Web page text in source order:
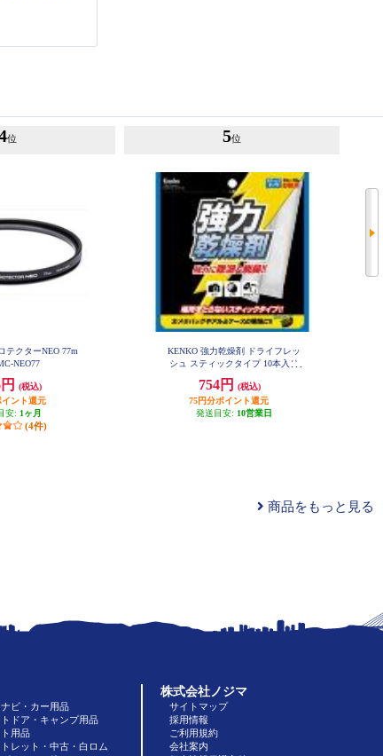
位
テクターNEO 77m
NEO77
(税込)
イント還元
安: 1ヶ月
(4件)
5位
KENKO 強力乾燥剤 ドライフレッ
シュ スティックタイプ 10本入り
754円
(税込)
75円分ポイント還元
発送目安: 10営業日
商品をもっと見る
ビ・カー用品
ドア・キャンプ用品
用品
レット・中古・白ロム
株式会社ノジマ
サイトマップ
採用情報
ご利用規約
会社案内